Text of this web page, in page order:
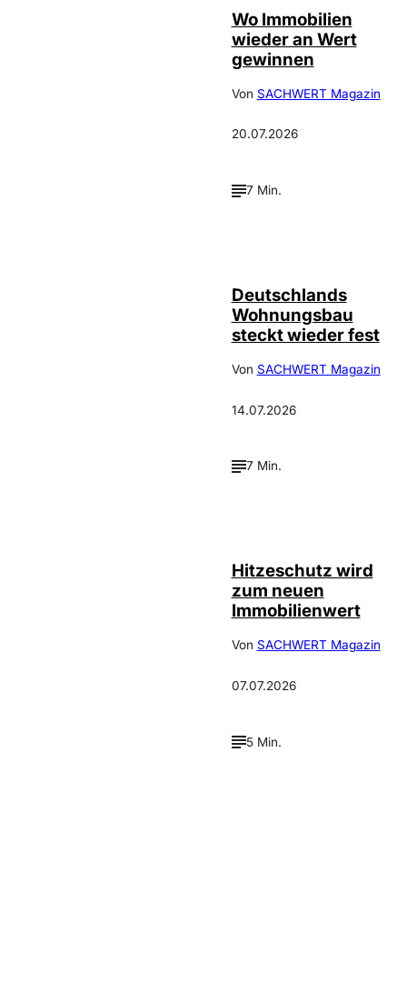
Wo Immobilien
wieder an Wert
gewinnen
Von SACHWERT Magazin
20.07.2026
7 Min.
Deutschlands
Wohnungsbau
steckt wieder fest
Von SACHWERT Magazin
14.07.2026
7 Min.
Hitzeschutz wird
zum neuen
Immobilienwert
Von SACHWERT Magazin
07.07.2026
5 Min.